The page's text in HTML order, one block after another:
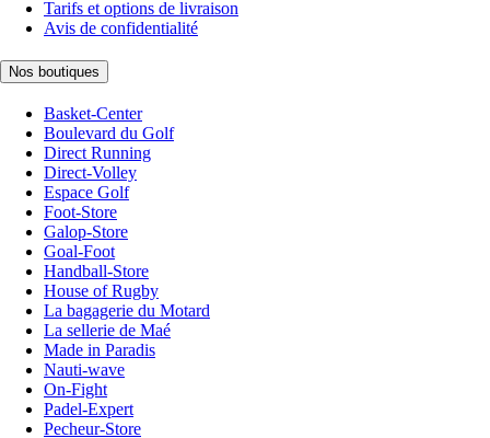
Tarifs et options de livraison
Avis de confidentialité
Nos boutiques
Basket-Center
Boulevard du Golf
Direct Running
Direct-Volley
Espace Golf
Foot-Store
Galop-Store
Goal-Foot
Handball-Store
House of Rugby
La bagagerie du Motard
La sellerie de Maé
Made in Paradis
Nauti-wave
On-Fight
Padel-Expert
Pecheur-Store